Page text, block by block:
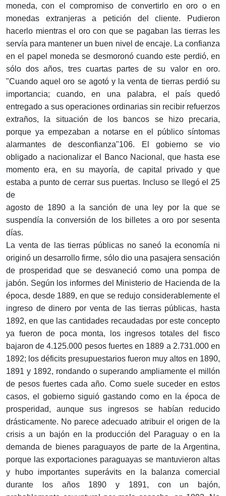
moneda, con el compromiso de convertirlo en oro o en
monedas extranjeras a petición del cliente. Pudieron
hacerlo mientras el oro con que se pagaban las tierras les
servía para mantener un buen nivel de encaje. La confianza
en el papel moneda se desmoronó cuando este perdió, en
sólo dos años, tres cuartas partes de su valor en oro.
"Cuando aquel oro se agotó y la venta de tierras perdió su
importancia; cuando, en una palabra, el país quedó
entregado a sus operaciones ordinarias sin recibir refuerzos
extraños, la situación de los bancos se hizo precaria,
porque ya empezaban a notarse en el público síntomas
alarmantes de desconfianza"106. El gobierno se vio
obligado a nacionalizar el Banco Nacional, que hasta ese
momento era, en su mayoría, de capital privado y que
estaba a punto de cerrar sus puertas. Incluso se llegó el 25
de
agosto de 1890 a la sanción de una ley por la que se
suspendía la conversión de los billetes a oro por sesenta
días.
La venta de las tierras públicas no saneó la economía ni
originó un desarrollo firme, sólo dio una pasajera sensación
de prosperidad que se desvaneció como una pompa de
jabón. Según los informes del Ministerio de Hacienda de la
época, desde 1889, en que se redujo considerablemente el
ingreso de dinero por venta de las tierras públicas, hasta
1892, en que las cantidades recaudadas por este concepto
ya fueron de poca monta, los ingresos totales del fisco
bajaron de 4.125.000 pesos fuertes en 1889 a 2.731.000 en
1892; los déficits presupuestarios fueron muy altos en 1890,
1891 y 1892, rondando o superando ampliamente el millón
de pesos fuertes cada año. Como suele suceder en estos
casos, el gobierno siguió gastando como en la época de
prosperidad, aunque sus ingresos se habían reducido
drásticamente. No parece adecuado atribuir el origen de la
crisis a un bajón en la producción del Paraguay o en la
demanda de bienes paraguayos de parte de la Argentina,
porque las exportaciones paraguayas se mantuvieron altas
y hubo importantes superávits en la balanza comercial
durante los años 1890 y 1891, con un bajón,